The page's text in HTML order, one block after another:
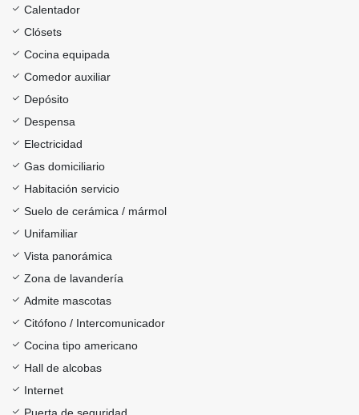
Calentador
Clósets
Cocina equipada
Comedor auxiliar
Depósito
Despensa
Electricidad
Gas domiciliario
Habitación servicio
Suelo de cerámica / mármol
Unifamiliar
Vista panorámica
Zona de lavandería
Admite mascotas
Citófono / Intercomunicador
Cocina tipo americano
Hall de alcobas
Internet